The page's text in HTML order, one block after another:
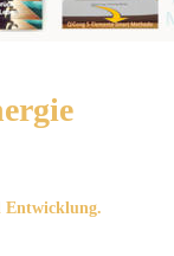
Entwicklung.